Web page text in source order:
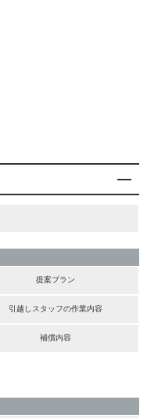
提案プラン
引越しスタッフの作業内容
補償内容